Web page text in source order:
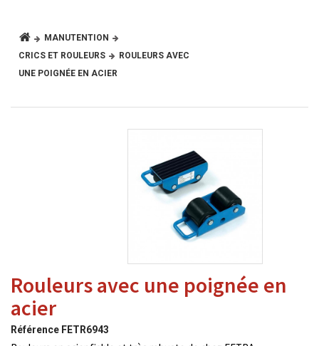
MANUTENTION
CRICS ET ROULEURS
ROULEURS AVEC
UNE POIGNÉE EN ACIER
Rouleurs avec une poignée en
acier
Référence FETR6943